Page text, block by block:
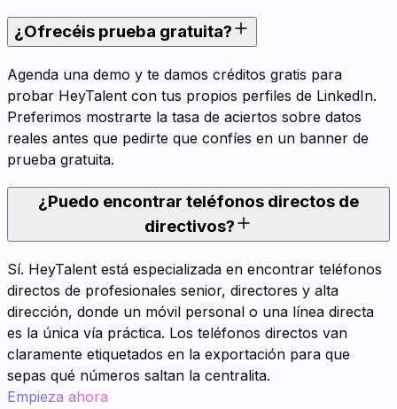
¿Ofrecéis prueba gratuita?
Agenda una demo y te damos créditos gratis para
probar HeyTalent con tus propios perfiles de LinkedIn.
Preferimos mostrarte la tasa de aciertos sobre datos
reales antes que pedirte que confíes en un banner de
prueba gratuita.
¿Puedo encontrar teléfonos directos de
directivos?
Sí. HeyTalent está especializada en encontrar teléfonos
directos de profesionales senior, directores y alta
dirección, donde un móvil personal o una línea directa
es la única vía práctica. Los teléfonos directos van
claramente etiquetados en la exportación para que
sepas qué números saltan la centralita.
Empieza ahora